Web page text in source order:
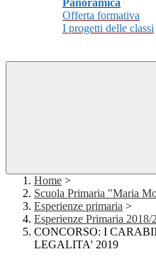
Panoramica
Offerta formativa
I progetti delle classi
Home >
Scuola Primaria "Maria
Esperienze primaria >
Esperienze Primaria 2018/
CONCORSO: I
LEGALITA' 2019